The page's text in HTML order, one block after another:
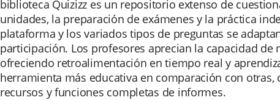
biblioteca Quizizz es un repositorio extenso de
unidades, la preparación de exámenes y la práctica
plataforma y los variados tipos de preguntas se
participación. Los profesores aprecian la capacidad
ofreciendo retroalimentación en tiempo real y
herramienta más educativa en comparación con
recursos y funciones completas de informes.